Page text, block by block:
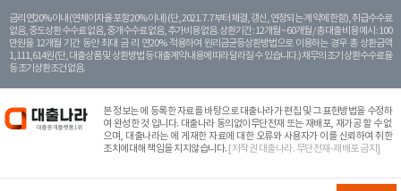
금리 연20% 이내 (연체이자율 포함 20% 이내) (단, 2021. 7. 7부터 체결, 갱신, 연장되는 계 약에 한함), 취급수수료
없음, 중도상환 수수료 없음, 중개수수료 없음, 추가비용 없음. 상환기간 : 12개월 ~ 60개월 / 총 대출 비용 예시 : 100
만원을 12개월 기간 동안 최대 금 리 연20% 적용하여 원리금균등상환방법으로 이용하는 경우 총 상환금액
1,111,614원 (단, 대출상품 및 상환방법 등 대출계약 내용에 따라 달라질 수 있습니다.) 채무의 조기 상환수수료율
등 조기상환조건 없음.
본 정보는에 등록한 자료를 바탕으로 대출나라가 편집 및 그 표현방법을 수정하
여 완성한 것 입니다. 대출나라 동의없이무단전재 또는 재배포, 재가공 할 수 없
으며, 대출나라는 에 게재한 자료에 대한 오류와 사용자가 이를 신뢰하여 취한
조치에대해 책임을 지지않습니다. [저작권 대출나라. 무단전재-재배포 금지]